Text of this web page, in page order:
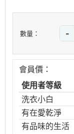
數量： -
會員價：
使用者等級
洗衣小白
有在愛乾淨
有品味的生活